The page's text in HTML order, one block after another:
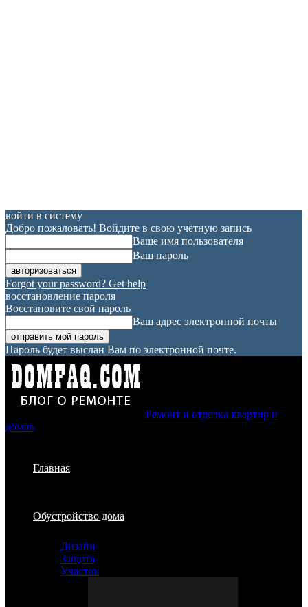
войти в систему
Добро пожаловать! Войдите в свою учётную запись
Ваше имя пользователя
Ваш пароль
Forgot your password? Get help
восстановление пароля
Восстановите свой пароль
Ваш адрес электронной почты
Пароль будет выслан Вам по электронной почте.
Ремонт и отделка квартир и
домов
Главная
Обустройство дома
Дизайн
Защита
Участок